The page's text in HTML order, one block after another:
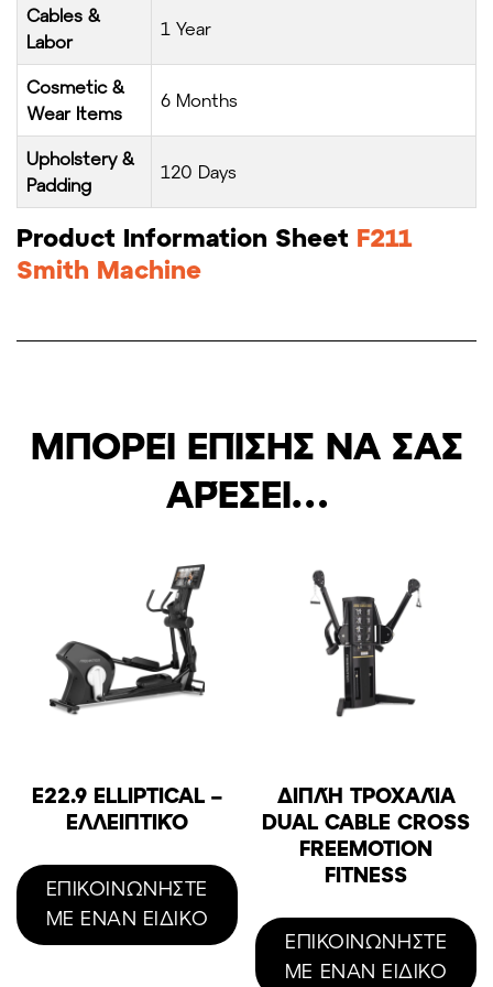
Cables &
Labor
1 Year
Cosmetic &
Wear Items
6 Months
Upholstery &
Padding
120 Days
Product Information Sheet F211
Smith Machine
ΜΠΟΡΕΊ ΕΠΊΣΗΣ ΝΑ ΣΑΣ
ΑΡΈΣΕΙ…
E22.9 ELLIPTICAL –
ΕΛΛΕΙΠΤΙΚΌ
ΕΠΙΚΟΙΝΩΝΗΣΤΕ
ΜΕ ΕΝΑΝ ΕΙΔΙΚΟ
ΔΙΠΛΉ ΤΡΟΧΑΛΊΑ
DUAL CABLE CROSS
FREEMOTION
FITNESS
ΕΠΙΚΟΙΝΩΝΗΣΤΕ
ΜΕ ΕΝΑΝ ΕΙΔΙΚΟ